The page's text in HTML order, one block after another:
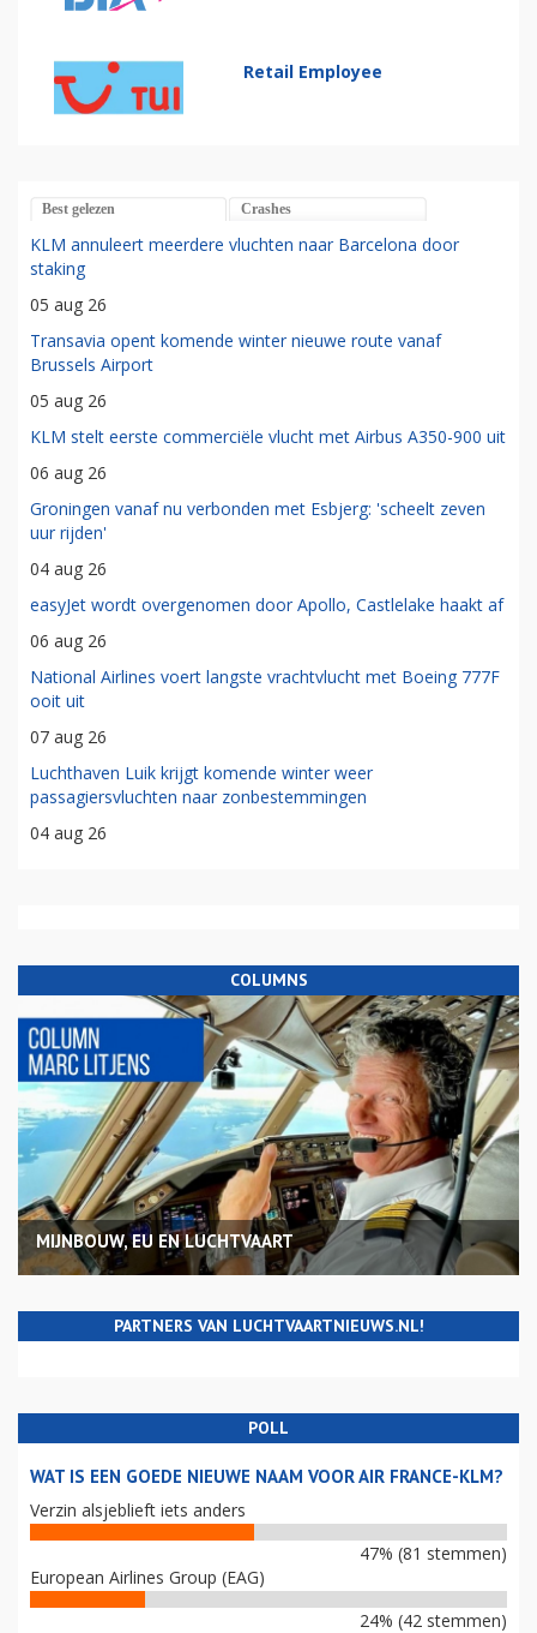
Retail Employee
Best gelezen Crashes
KLM annuleert meerdere vluchten naar Barcelona door
staking
05 aug 26
Transavia opent komende winter nieuwe route vanaf
Brussels Airport
05 aug 26
KLM stelt eerste commerciële vlucht met Airbus A350-900 uit
06 aug 26
Groningen vanaf nu verbonden met Esbjerg: 'scheelt zeven
uur rijden'
04 aug 26
easyJet wordt overgenomen door Apollo, Castlelake haakt af
06 aug 26
National Airlines voert langste vrachtvlucht met Boeing 777F
ooit uit
07 aug 26
Luchthaven Luik krijgt komende winter weer
passagiersvluchten naar zonbestemmingen
04 aug 26
COLUMNS
MIJNBOUW, EU EN LUCHTVAART
PARTNERS VAN LUCHTVAARTNIEUWS.NL!
POLL
WAT IS EEN GOEDE NIEUWE NAAM VOOR AIR FRANCE-KLM?
Verzin alsjeblieft iets anders
47% (81 stemmen)
European Airlines Group (EAG)
24% (42 stemmen)